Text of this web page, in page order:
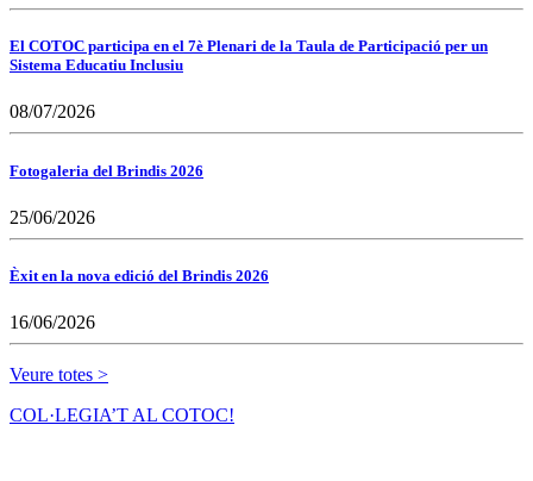
El COTOC participa en el 7è Plenari de la Taula de Participació per un
Sistema Educatiu Inclusiu
08/07/2026
Fotogaleria del Brindis 2026
25/06/2026
Èxit en la nova edició del Brindis 2026
16/06/2026
Veure totes >
COL·LEGIA’T AL COTOC!